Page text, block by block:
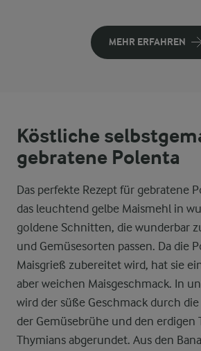
MEHR ERFAHREN
Köstliche
gebratene Polenta
Das perfekte Rezept für gebratene
das leuchtend gelbe Maismehl in
goldene Schnitten, die wunderbar
und Gemüsesorten passen. Da die
Maisgrieß zubereitet wird, hat sie
aber weichen Maisgeschmack. In
wird der süße Geschmack durch
der Gemüsebrühe und den erdigen
Thymians abgerundet. Aus den